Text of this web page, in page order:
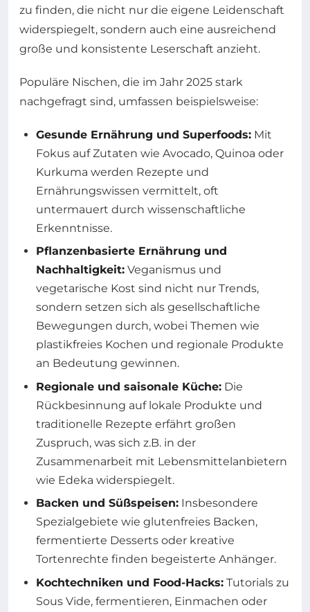
zu finden, die nicht nur die eigene Leidenschaft
widerspiegelt, sondern auch eine ausreichend
große und konsistente Leserschaft anzieht.
Populäre Nischen, die im Jahr 2025 stark
nachgefragt sind, umfassen beispielsweise:
Gesunde Ernährung und Superfoods: Mit
Fokus auf Zutaten wie Avocado, Quinoa oder
Kurkuma werden Rezepte und
Ernährungswissen vermittelt, oft
untermauert durch wissenschaftliche
Erkenntnisse.
Pflanzenbasierte Ernährung und
Nachhaltigkeit: Veganismus und
vegetarische Kost sind nicht nur Trends,
sondern setzen sich als gesellschaftliche
Bewegungen durch, wobei Themen wie
plastikfreies Kochen und regionale Produkte
an Bedeutung gewinnen.
Regionale und saisonale Küche: Die
Rückbesinnung auf lokale Produkte und
traditionelle Rezepte erfährt großen
Zuspruch, was sich z.B. in der
Zusammenarbeit mit Lebensmittelanbietern
wie Edeka widerspiegelt.
Backen und Süßspeisen: Insbesondere
Spezialgebiete wie glutenfreies Backen,
fermentierte Desserts oder kreative
Tortenrechte finden begeisterte Anhänger.
Kochtechniken und Food-Hacks: Tutorials zu
Sous Vide, fermentieren, Einmachen oder